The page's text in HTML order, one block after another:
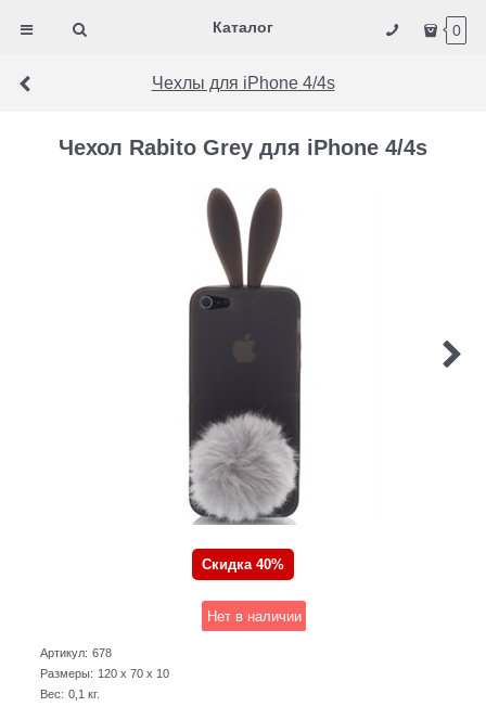
Каталог 0
Чехлы для iPhone 4/4s
Чехол Rabito Grey для iPhone 4/4s
Скидка 40%
Нет в наличии
Артикул: 678
Размеры: 120 x 70 x 10
Вес: 0,1 кг.